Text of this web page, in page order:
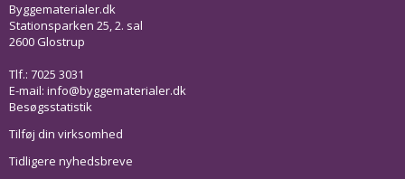
Byggematerialer.dk
Stationsparken 25, 2. sal
2600 Glostrup
Tlf.: 7025 3031
E-mail: info@byggematerialer.dk
Besøgsstatistik
Tilføj din virksomhed
Tidligere nyhedsbreve